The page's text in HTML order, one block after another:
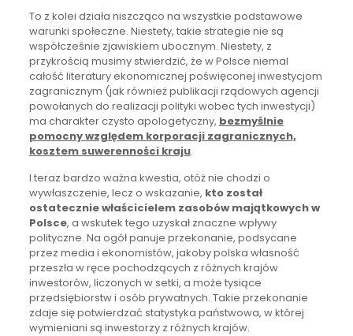
To z kolei działa niszcząco na wszystkie podstawowe
warunki społeczne. Niestety, takie strategie nie są
współcześnie zjawiskiem ubocznym. Niestety, z
przykrością musimy stwierdzić, że w Polsce niemal
całość literatury ekonomicznej poświęconej inwestycjom
zagranicznym (jak również publikacji rządowych agencji
powołanych do realizacji polityki wobec tych inwestycji)
ma charakter czysto apologetyczny, bezmyślnie
pomocny względem korporacji zagranicznych,
kosztem suwerenności kraju.
I teraz bardzo ważna kwestia, otóż nie chodzi o
wywłaszczenie, lecz o wskazanie, kto został
ostatecznie właścicielem zasobów majątkowych w
Polsce, a wskutek tego uzyskał znaczne wpływy
polityczne. Na ogół panuje przekonanie, podsycane
przez media i ekonomistów, jakoby polska własność
przeszła w ręce pochodzących z różnych krajów
inwestorów, liczonych w setki, a może tysiące
przedsiębiorstw i osób prywatnych. Takie przekonanie
zdaje się potwierdzać statystyka państwowa, w której
wymieniani są inwestorzy z różnych krajów.